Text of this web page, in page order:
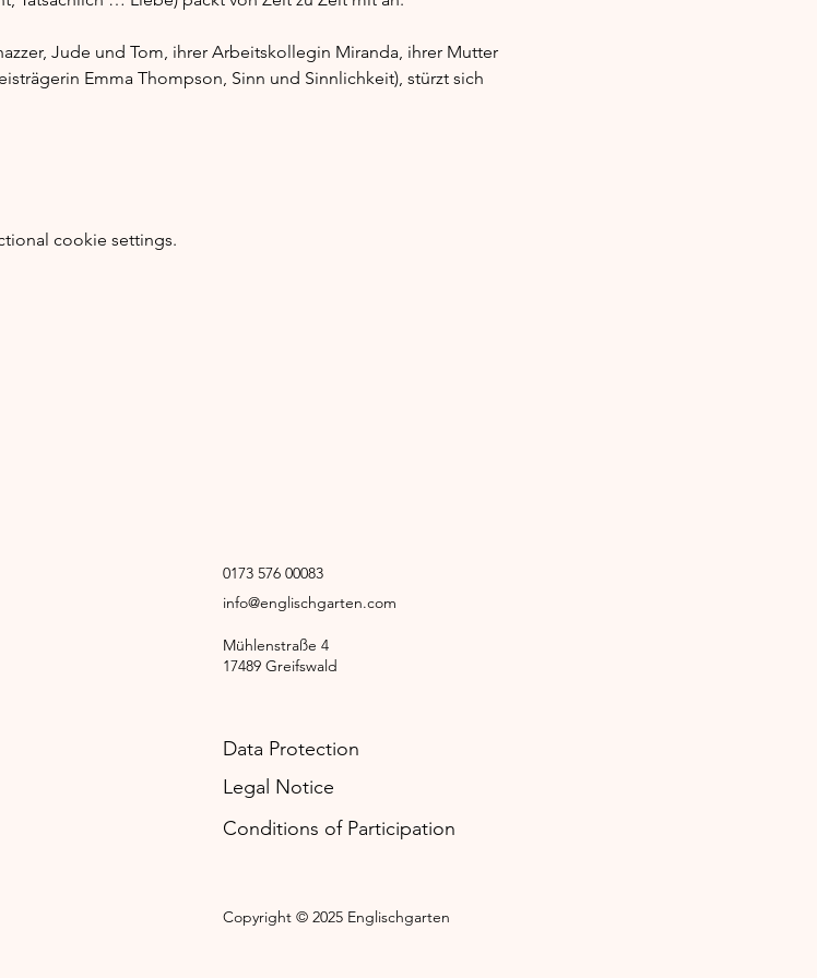
Jude und Tom, ihrer Arbeitskollegin Miranda, ihrer Mutter
Emma Thompson, Sinn und Sinnlichkeit), stürzt sich
cookie settings.
0173 576 00083
info@englischgarten.com
Mühlenstraße 4
17489 Greifswald
Data Protection
Legal Notice
Conditions of Participation
Copyright © 2025 Englischgarten